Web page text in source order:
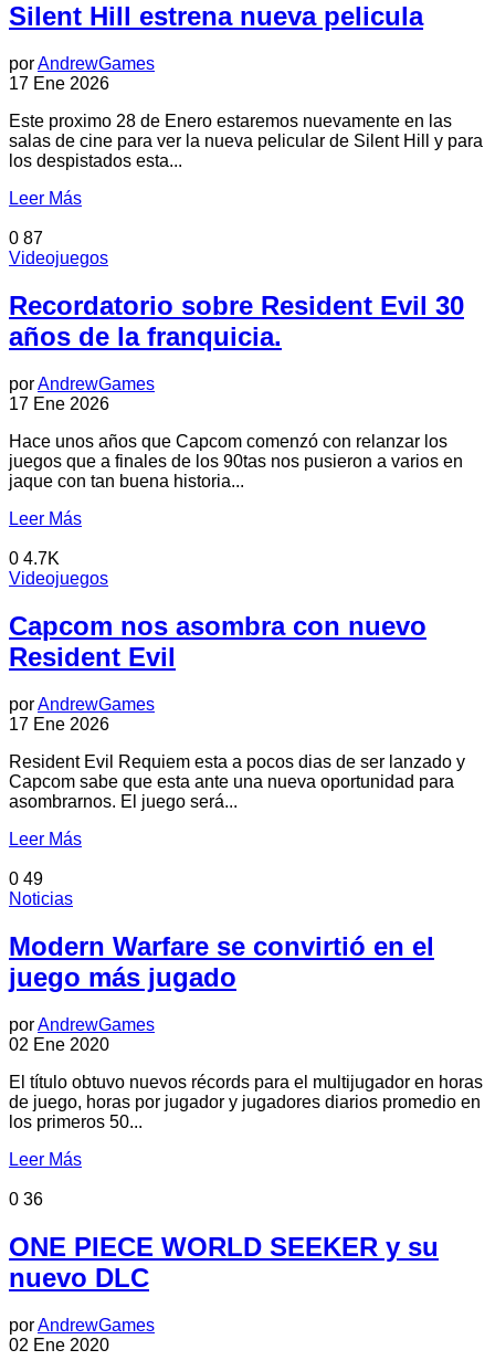
Silent Hill estrena nueva pelicula
porAndrewGames
17 Ene 2026
Este proximo 28 de Enero estaremos nuevamente en las
salas de cine para ver la nueva pelicular de Silent Hill y para
los despistados esta...
Leer Más
0 87
Videojuegos
Recordatorio sobre Resident Evil 30
años de la franquicia.
porAndrewGames
17 Ene 2026
Hace unos años que Capcom comenzó con relanzar los
juegos que a finales de los 90tas nos pusieron a varios en
jaque con tan buena historia...
Leer Más
0 4.7K
Videojuegos
Capcom nos asombra con nuevo
Resident Evil
porAndrewGames
17 Ene 2026
Resident Evil Requiem esta a pocos dias de ser lanzado y
Capcom sabe que esta ante una nueva oportunidad para
asombrarnos. El juego será...
Leer Más
0 49
Noticias
Modern Warfare se convirtió en el
juego más jugado
porAndrewGames
02 Ene 2020
El título obtuvo nuevos récords para el multijugador en horas
de juego, horas por jugador y jugadores diarios promedio en
los primeros 50...
Leer Más
0 36
ONE PIECE WORLD SEEKER y su
nuevo DLC
porAndrewGames
02 Ene 2020